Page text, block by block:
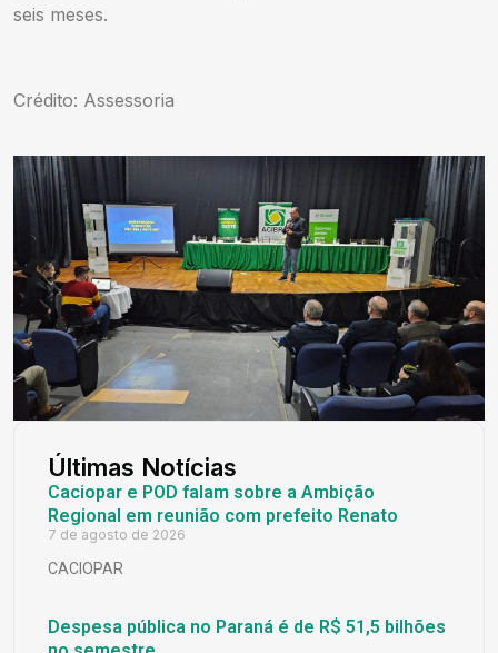
seis meses.
Crédito: Assessoria
Últimas Notícias
Caciopar e POD falam sobre a Ambição
Regional em reunião com prefeito Renato
7 de agosto de 2026
CACIOPAR
Despesa pública no Paraná é de R$ 51,5 bilhões